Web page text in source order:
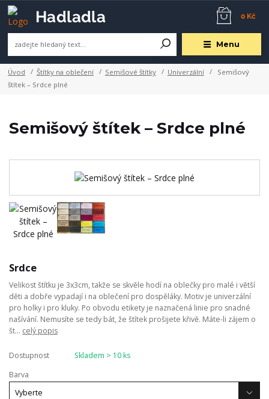
Menu
0 Kč
Úvod Štítky na oblečení Semišové štítky Univerzální
Semišový
štítek – Srdce plné
Semišový štítek – Srdce plné
Srdce
Velikost štítku je 3x3cm, takže se skvěle hodí na oblečky pro malé i větší
děti a dobře vypadají i na oblečení pro dospěláky. Motiv je univerzální
pro holky i pro kluky. Po obvodu etikety je naznačená linie pro snadné
našívání. Nemusíte se tedy bát, že štítek prošijete křivě. Máte-li zájem o
št... celý popis
Dostupnost
Skladem > 10 ks
Barva